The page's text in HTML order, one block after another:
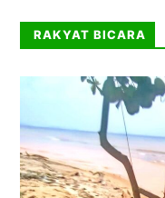
RAKYAT BICARA